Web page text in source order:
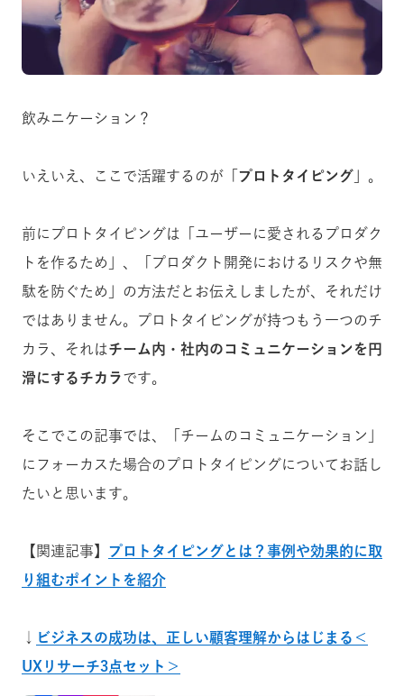
飲みニケーション？
いえいえ、ここで活躍するのが「 プロトタイピング 」。
前にプロトタイピングは「ユーザーに愛されるプロダク
トを作るため」、「プロダクト開発におけるリスクや無
駄を防ぐため」の方法だとお伝えしましたが、それだけ
ではありません。プロトタイピングが持つもう一つのチ
カラ、それはチーム内・社内のコミュニケーションを円
滑にするチカラです。
そこでこの記事では、「チームのコミュニケーション」
にフォーカスた場合のプロトタイピングについてお話し
たいと思います。
【関連記事】 プロトタイピングとは？事例や効果的に取
り組むポイントを紹介
ビジネスの成功は、正しい顧客理解からはじまる＜
UXリサーチ3点セット＞